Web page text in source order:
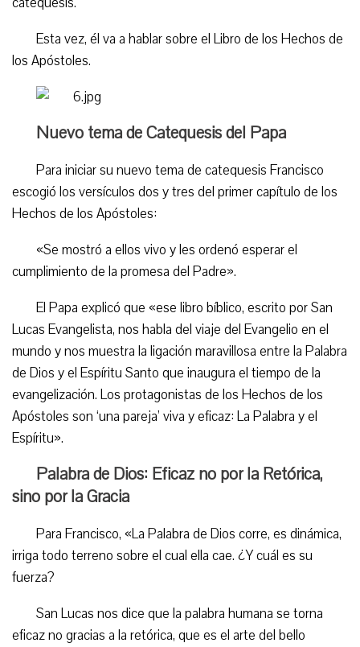
Esta vez, él va a hablar sobre el Libro de los Hechos de
los Apóstoles.
Nuevo tema de Catequesis del Papa
Para iniciar su nuevo tema de catequesis Francisco
escogió los versículos dos y tres del primer capítulo de los
Hechos de los Apóstoles:
«Se mostró a ellos vivo y les ordenó esperar el
cumplimiento de la promesa del Padre».
El Papa explicó que «ese libro bíblico, escrito por San
Lucas Evangelista, nos habla del viaje del Evangelio en el
mundo y nos muestra la ligación maravillosa entre la Palabra
de Dios y el Espíritu Santo que inaugura el tiempo de la
evangelización. Los protagonistas de los Hechos de los
Apóstoles son ‘una pareja’ viva y eficaz: La Palabra y el
Espíritu».
Palabra de Dios: Eficaz no por la Retórica,
sino por la Gracia
Para Francisco, «La Palabra de Dios corre, es dinámica,
irriga todo terreno sobre el cual ella cae. ¿Y cuál es su
fuerza?
San Lucas nos dice que la palabra humana se torna
eficaz no gracias a la retórica, que es el arte del bello